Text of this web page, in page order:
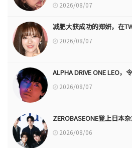
2026/08/07
减肥大获成功的郑妍，在
2026/08/07
ALPHA DRIVE ONE LEO
2026/08/07
ZEROBASEONE登上日本
2026/08/06